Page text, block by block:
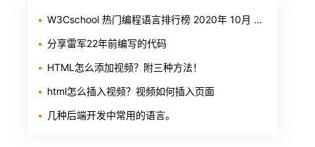
W3Cschool 热门编程语言排行榜 2020年 10月 TOP10
分享雷军22年前编写的代码
HTML怎么添加视频？附三种方法！
html怎么插入视频？视频如何插入页面
几种后端开发中常用的语言。